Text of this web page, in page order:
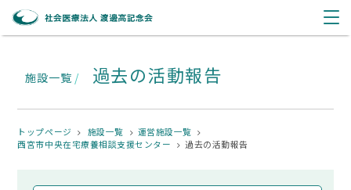
施設一覧 / 過去の活動報告
トップページ 施設一覧
運営施設一覧
西宮市中央在宅療養相談支援センター
過去の活動報告